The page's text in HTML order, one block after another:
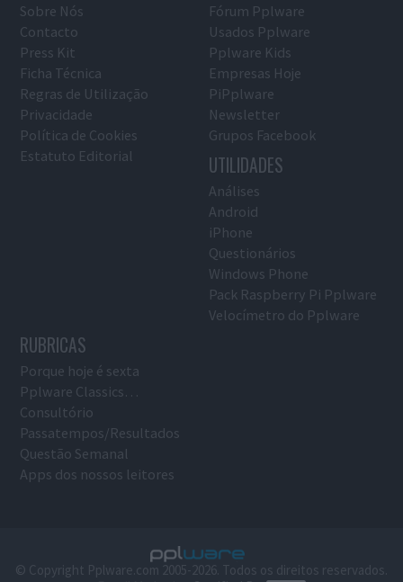
Sobre Nós
Contacto
Press Kit
Ficha Técnica
Regras de Utilização
Privacidade
Política de Cookies
Estatuto Editorial
Fórum Pplware
Usados Pplware
Pplware Kids
Empresas Hoje
PiPplware
Newsletter
Grupos Facebook
UTILIDADES
Análises
Android
iPhone
Questionários
Windows Phone
Pack Raspberry Pi Pplware
Velocímetro do Pplware
RUBRICAS
Porque hoje é sexta
Pplware Classics…
Consultório
Passatempos/Resultados
Questão Semanal
Apps dos nossos leitores
© Copyright Pplware.com 2005-2026. Todos os direitos reservados.